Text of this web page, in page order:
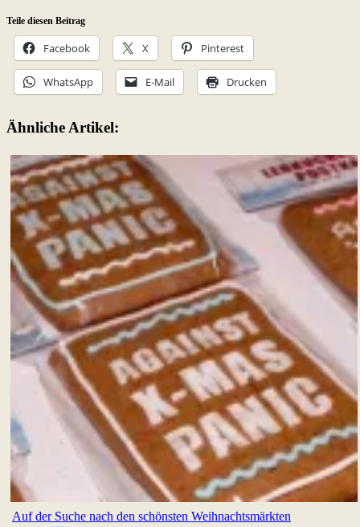
Teile diesen Beitrag
Facebook X Pinterest
WhatsApp E-Mail Drucken
Ähnliche Artikel:
Auf der Suche nach den schönsten Weihnachtsmärkten